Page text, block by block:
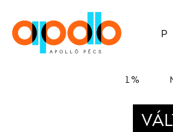
P
1%